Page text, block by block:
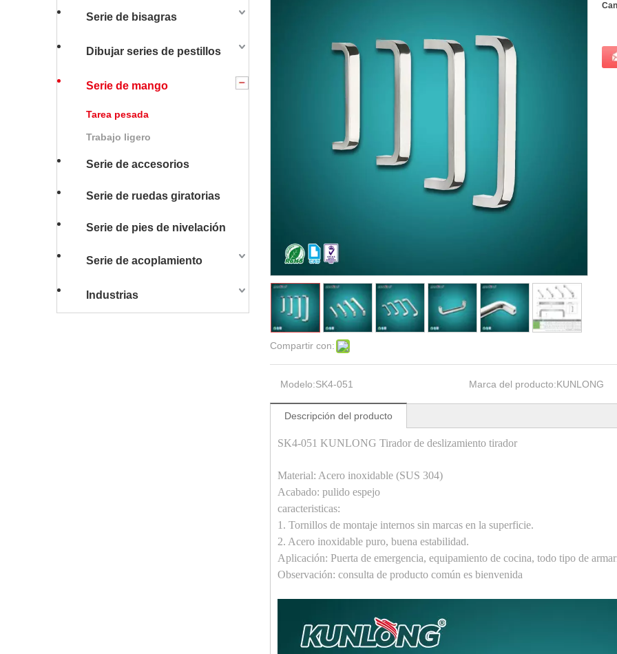
Serie de bisagras
Dibujar series de pestillos
Serie de mango
Tarea pesada
Trabajo ligero
Serie de accesorios
Serie de ruedas giratorias
Serie de pies de nivelación
Serie de acoplamiento
Industrias
Compartir con:
Modelo:SK4-051 Marca del producto:KUNLONG
Descripción del producto
SK4-051 KUNLONG Tirador de deslizamiento tirador
Material: Acero inoxidable (SUS 304)
Acabado: pulido espejo
caracteristicas:
1. Tornillos de montaje internos sin marcas en la superficie.
2. Acero inoxidable puro, buena estabilidad.
Aplicación: Puerta de emergencia, equipamiento de cocina, todo tipo de
Observación: consulta de producto común es bienvenida